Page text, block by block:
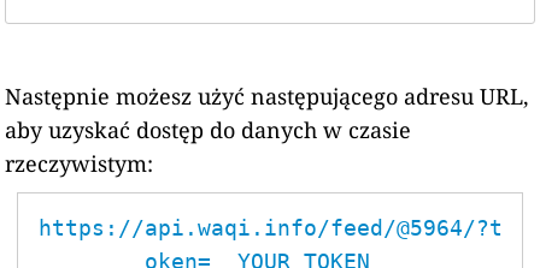
Następnie możesz użyć następującego adresu URL,
aby uzyskać dostęp do danych w czasie
rzeczywistym:
https://api.waqi.info/feed/@5964/?t
oken=__YOUR_TOKEN__